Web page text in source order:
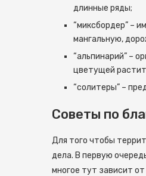
длинные ряды;
“миксбордер” –
мангальную,
“альпинарий” –
цветущей
“солитеры” –
Советы по
Для того чтобы
дела. В первую
многое тут зависит